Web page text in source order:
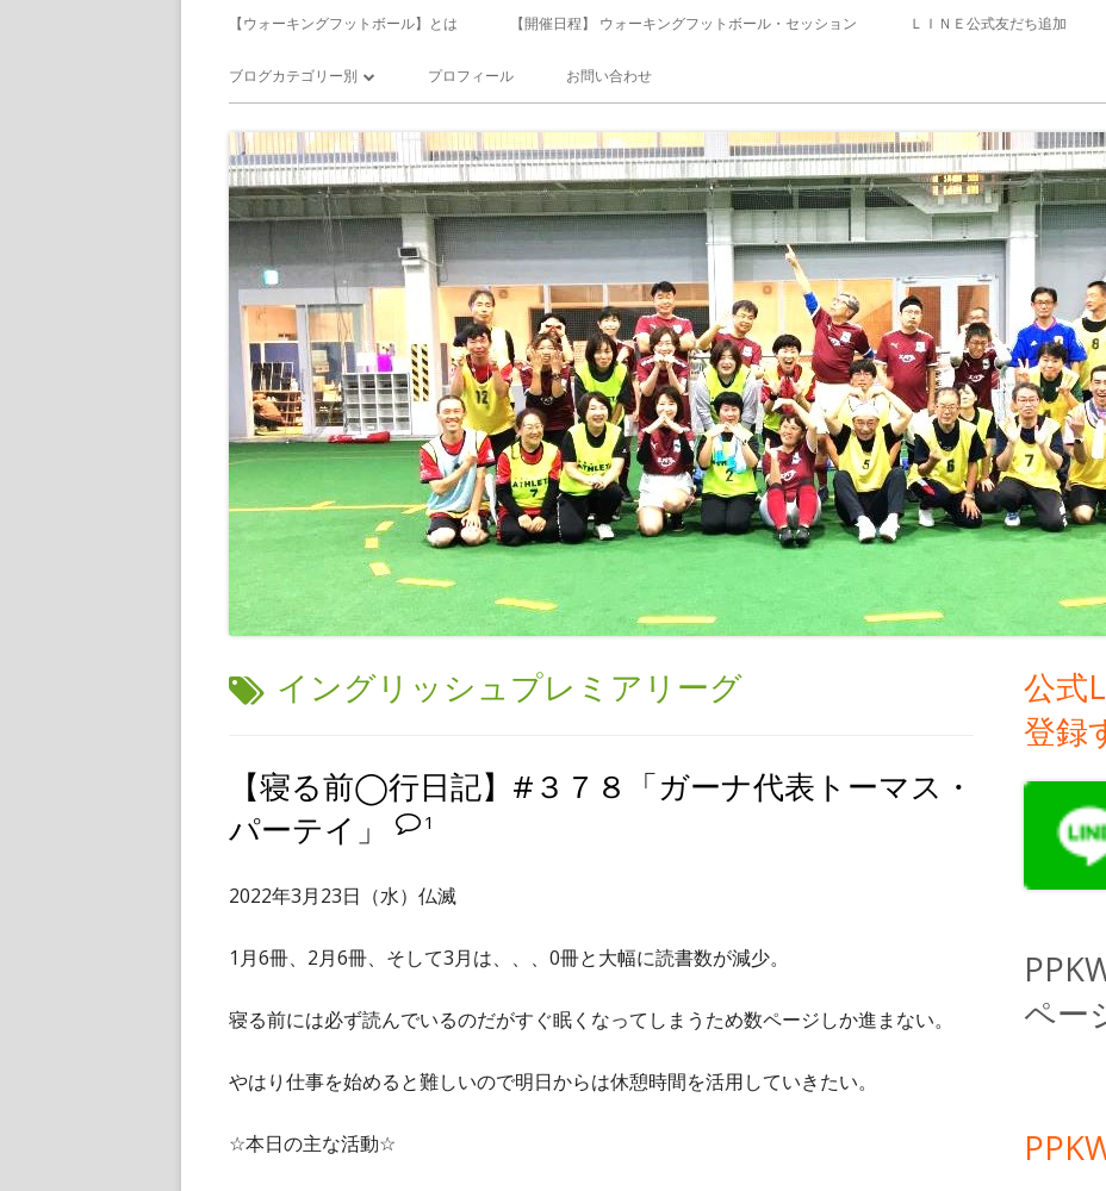
メ
イ
ン
メ
ニ
ュ
ー
【ウォーキングフットボール】とは 【開催日程】 ウォーキングフットボール・セッション ＬＩＮＥ公式友だち追加
ブログカテゴリー別
サッカー
食べ飲み歩き
日記
備忘録
プロフィール お問い合わせ
タ
イングリッシュプレミアリーグ
【寝る前◯行日記】#３７８「ガーナ代表トーマス・
パーテイ」
1
2022年3月23日（水）仏滅
1月6冊、2月6冊、そして3月は、、、0冊と大幅に読書数が減少。
寝る前には必ず読んでいるのだがすぐ眠くなってしまうため数ページしか進まない。
やはり仕事を始めると難しいので明日からは休憩時間を活用していきたい。
☆本日の主な活動☆
メ
イ
ン
イ
バ
公式
登録
ペー